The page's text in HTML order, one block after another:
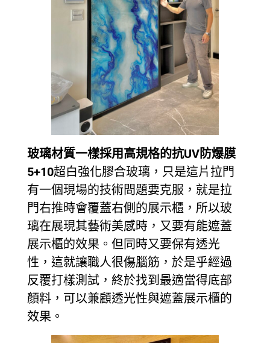
玻璃材質一樣採用高規格的抗UV防爆膜
5+10超白強化膠合玻璃，只是這片拉門
有一個現場的技術問題要克服，就是拉
門右推時會覆蓋右側的展示櫃，所以玻
璃在展現其藝術美感時，又要有能遮蓋
展示櫃的效果。但同時又要保有透光
性，這就讓職人很傷腦筋，於是乎經過
反覆打樣測試，終於找到最適當得底部
顏料，可以兼顧透光性與遮蓋展示櫃的
效果。